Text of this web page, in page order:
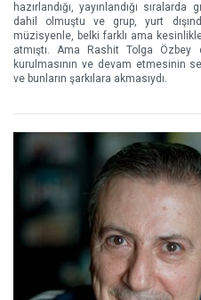
hazırlandığı, yayınlandığı
dahil olmuştu ve grup, yurt
müzisyenle, belki farklı ama
atmıştı. Ama Rashit Tolga
kurulmasının ve devam etmesinin
ve bunların şarkılara akmasıydı.